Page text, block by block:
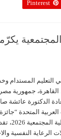
Pinterest
التعليم المستدام
الدكتورة عائشة
العربية المتحدة
الرعاية النفسية